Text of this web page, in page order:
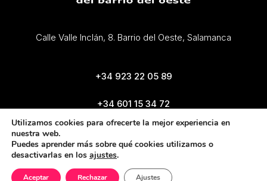
Calle Valle Inclán, 8. Barrio del Oeste, Salamanca
+34 923 22 05 89
+34 601 15 34 72
zoes@zoes.es
Utilizamos cookies para ofrecerte la mejor experiencia en
nuestra web.
Puedes aprender más sobre qué cookies utilizamos o
desactivarlas en los ajustes.
Aceptar Rechazar Ajustes